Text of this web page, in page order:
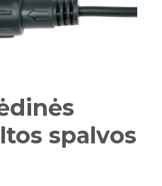
spalvos